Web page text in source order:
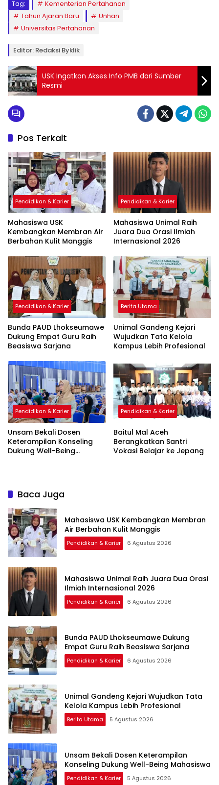
Tag:
Kementerian Pertahanan
Tahun Ajaran Baru
Unhan
Universitas Pertahanan
Editor: Redaksi Byklik
USK Ingatkan Akses Info PMB dari Sumber
Resmi
Pos Terkait
Pendidikan & Karier
Mahasiswa USK
Kembangkan Membran Air
Berbahan Kulit Manggis
Pendidikan & Karier
Mahasiswa Unimal Raih
Juara Dua Orasi Ilmiah
Internasional 2026
Pendidikan & Karier
Bunda PAUD Lhokseumawe
Dukung Empat Guru Raih
Beasiswa Sarjana
Berita Utama
Unimal Gandeng Kejari
Wujudkan Tata Kelola
Kampus Lebih Profesional
Pendidikan & Karier
Unsam Bekali Dosen
Keterampilan Konseling
Dukung Well-Being
Pendidikan & Karier
Baitul Mal Aceh
Berangkatkan Santri
Vokasi Belajar ke Jepang
Baca Juga
Mahasiswa USK Kembangkan Membran
Air Berbahan Kulit Manggis
Pendidikan & Karier 6 Agustus 2026
Mahasiswa Unimal Raih Juara Dua Orasi
Ilmiah Internasional 2026
Pendidikan & Karier 6 Agustus 2026
Bunda PAUD Lhokseumawe Dukung
Empat Guru Raih Beasiswa Sarjana
Pendidikan & Karier 6 Agustus 2026
Unimal Gandeng Kejari Wujudkan Tata
Kelola Kampus Lebih Profesional
Berita Utama 5 Agustus 2026
Unsam Bekali Dosen Keterampilan
Konseling Dukung Well-Being Mahasiswa
Pendidikan & Karier 5 Agustus 2026